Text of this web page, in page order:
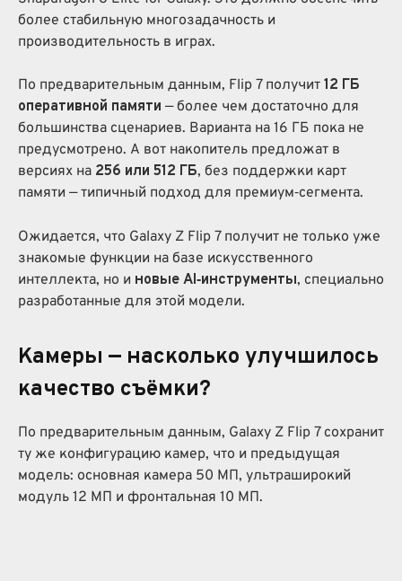
более стабильную многозадачность и
производительность в играх.
По предварительным данным, Flip 7 получит 12 ГБ
оперативной памяти — более чем достаточно для
большинства сценариев. Варианта на 16 ГБ пока не
предусмотрено. А вот накопитель предложат в
версиях на 256 или 512 ГБ, без поддержки карт
памяти — типичный подход для премиум‑сегмента.
Ожидается, что Galaxy Z Flip 7 получит не только уже
знакомые функции на базе искусственного
интеллекта, но и новые AI‑инструменты, специально
разработанные для этой модели.
Камеры — насколько улучшилось
качество съёмки?
По предварительным данным, Galaxy Z Flip 7 сохранит
ту же конфигурацию камер, что и предыдущая
модель: основная камера 50 МП, ультраширокий
модуль 12 МП и фронтальная 10 МП.